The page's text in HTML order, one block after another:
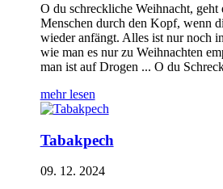
O du schreckliche Weihnacht, geht
Menschen durch den Kopf, wenn
wieder anfängt. Alles ist nur noch
wie man es nur zu Weihnachten
man ist auf Drogen ... O du
mehr lesen
Tabakpech
09. 12. 2024